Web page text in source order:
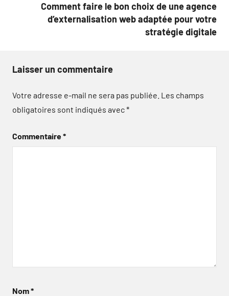
Comment faire le bon choix de une agence
d’externalisation web adaptée pour votre
stratégie digitale
Laisser un commentaire
Votre adresse e-mail ne sera pas publiée. Les champs
obligatoires sont indiqués avec*
Commentaire*
Nom*